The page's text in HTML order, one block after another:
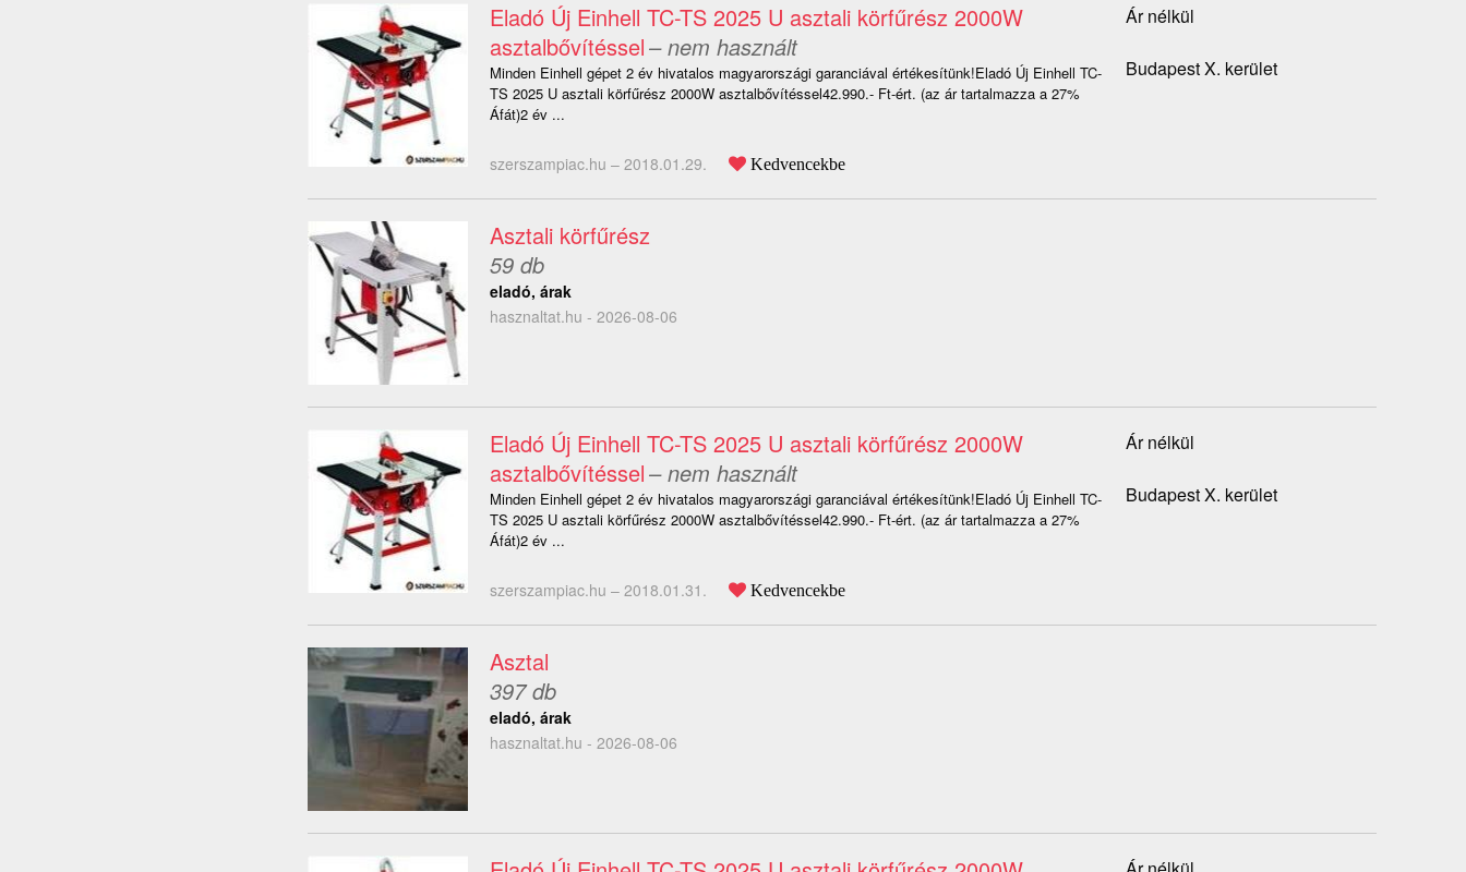
Eladó Új Einhell TC-TS 2025 U asztali körfűrész 2000W
asztalbővítéssel– nem használt
Minden Einhell gépet 2 év hivatalos magyarországi garanciával értékesítünk!Eladó Új Einhell TC-
TS 2025 U asztali körfűrész 2000W asztalbővítéssel42.990.- Ft-ért. (az ár tartalmazza a 27%
Áfát)2 év ...
szerszampiac.hu – 2018.01.29. Kedvencekbe
Ár nélkül
Budapest X. kerület
Asztali körfűrész
59 db
eladó, árak
hasznaltat.hu - 2026-08-06
Eladó Új Einhell TC-TS 2025 U asztali körfűrész 2000W
asztalbővítéssel– nem használt
Minden Einhell gépet 2 év hivatalos magyarországi garanciával értékesítünk!Eladó Új Einhell TC-
TS 2025 U asztali körfűrész 2000W asztalbővítéssel42.990.- Ft-ért. (az ár tartalmazza a 27%
Áfát)2 év ...
szerszampiac.hu – 2018.01.31. Kedvencekbe
Ár nélkül
Budapest X. kerület
Asztal
397 db
eladó, árak
hasznaltat.hu - 2026-08-06